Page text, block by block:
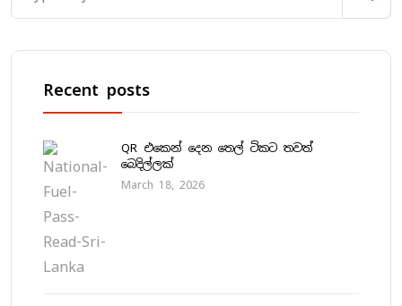
Recent posts
QR එකෙන් දෙන තෙල් ටිකට තවත්
බෙදිල්ලක්
March 18, 2026